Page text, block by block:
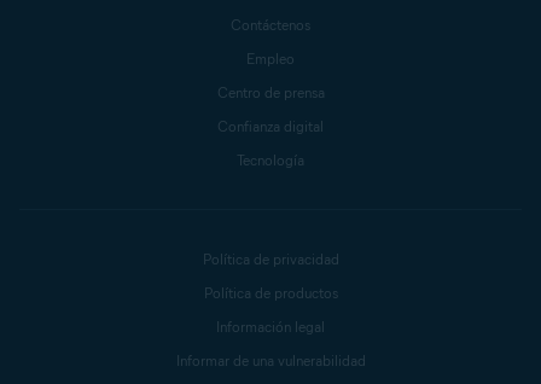
Contáctenos
Empleo
Centro de prensa
Confianza digital
Tecnología
Política de privacidad
Política de productos
Información legal
Informar de una vulnerabilidad